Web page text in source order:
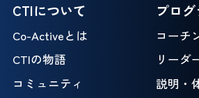
CTIについて
Co-Activeとは
CTIの物語
コミュニティ
プロ
コーチ
リーダ
説明・